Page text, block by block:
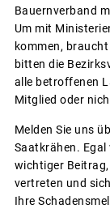
Bauernverband
Um mit
kommen,
bitten die
alle betroffenen
Mitglied oder
Melden Sie uns
Saatkrähen. Egal
wichtiger
vertreten und
Ihre